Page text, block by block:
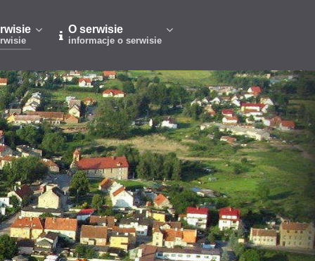
O serwisie
informacje o serwisie